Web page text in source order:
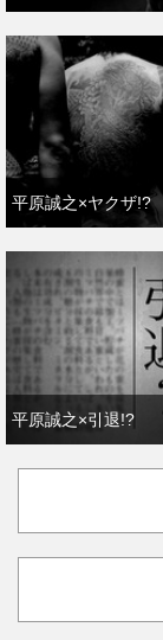
平原誠之×ヤクザ!?
平原誠之×引退!?